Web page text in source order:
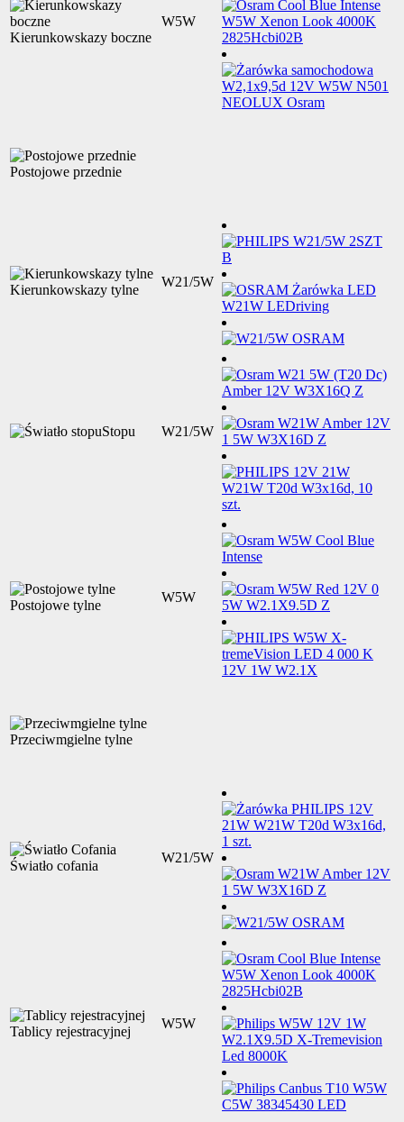
Kierunkowskazy boczne
W5W
Postojowe przednie
Kierunkowskazy tylne
W21/5W
Stopu W21/5W
Postojowe tylne
W5W
Przeciwmgielne tylne
Światło cofania
W21/5W
Tablicy rejestracyjnej
W5W